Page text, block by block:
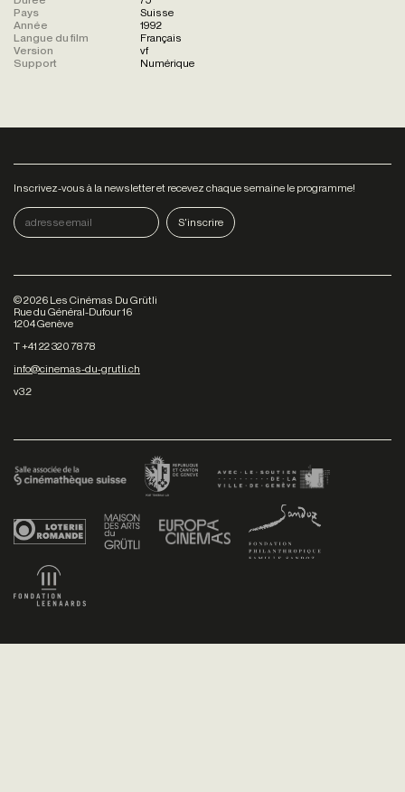
Pays
Suisse
Année
1992
Langue du film
Français
Version
vf
Support
Numérique
Inscrivez-vous à la newsletter et recevez chaque semaine le programme!
©2026 Les Cinémas Du Grütli
Rue du Général-Dufour 16
1204 Genève
T +41 22 320 78 78
info@cinemas-du-grutli.ch
v3.2